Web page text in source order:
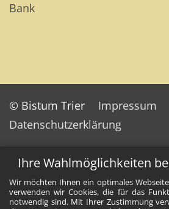
Ihre Wahlmöglichkeiten
Wir möchten Ihnen ein optimales
verwenden wir Cookies, die für das
notwendig sind. Mit Ihrer Zustimmung
Bank
© Bistum Trier
Impressum
Datenschutzerklärung